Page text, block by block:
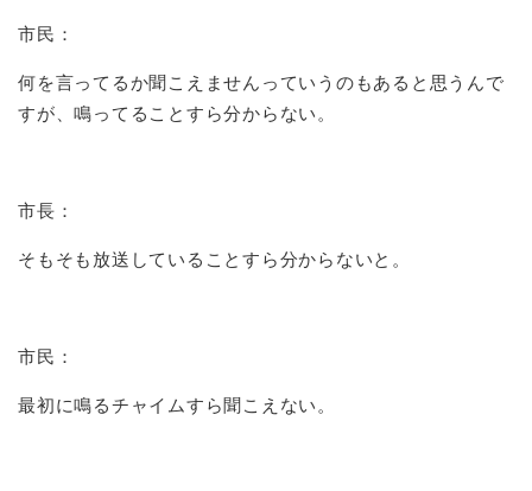
市民：
何を言ってるか聞こえませんっていうのもあると思うんで
すが、鳴ってることすら分からない。
市長：
そもそも放送していることすら分からないと。
市民：
最初に鳴るチャイムすら聞こえない。